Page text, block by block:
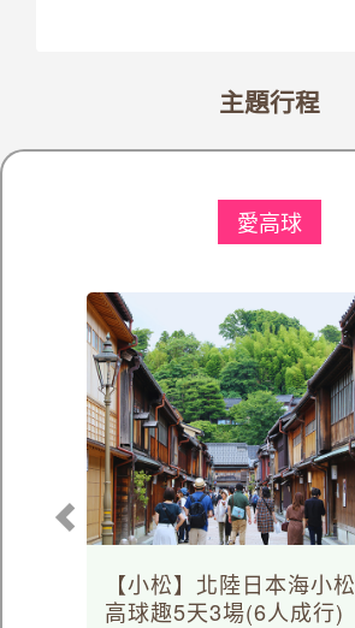
愛高球
主題行程
【小松】北陸日本海小松
高球趣5天3場(6人成行)